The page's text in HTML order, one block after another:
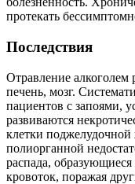
протекать
Последствия
Отравление алкоголем
печень, мозг.
пациентов с запоями,
развиваются
клетки
полиорганной
распада, образующиеся
кровоток, поражая